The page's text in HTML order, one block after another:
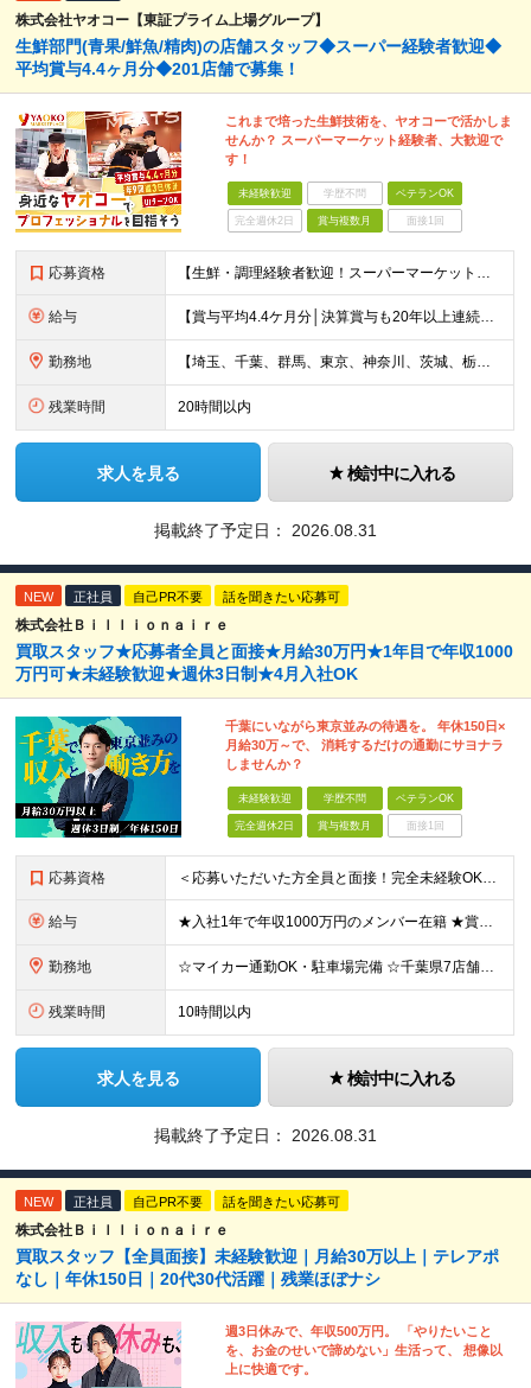
株式会社ヤオコー【東証プライム上場グループ】
生鮮部門(青果/鮮魚/精肉)の店舗スタッフ◆スーパー経験者歓迎◆
平均賞与4.4ヶ月分◆201店舗で募集！
これまで培った生鮮技術を、ヤオコーで活かしま
せんか？ スーパーマーケット経験者、大歓迎で
す！
未経験歓迎 学歴不問 ベテランOK
完全週休2日 賞与複数月 面接1回
応募資格 【生鮮・調理経験者歓迎！スーパーマーケット経験者は特に歓迎します◎】 ◆高卒以上 ◆いずれかのご経験をお持ちの方 ・スーパーの生鮮売場（鮮魚・精肉・青果）での勤務経験がある方 ・鮮魚専門店や精肉専門店
給与 【賞与平均4.4ケ月分│決算賞与も20年以上連続で支給中！】 ◆月給：258,400円～418,000円＋残業代＋各種手当 ※給与は前職での経験、スキルを考慮し、決定します ※残業代は全額支給します
勤務地 【埼玉、千葉、群馬、東京、神奈川、茨城、栃木の各店舗で積極採用中！U・Iターン歓迎】 【群馬県】 安中/伊勢崎/太田/桐生/高崎/館林/富岡/ 中之条/藤岡/前橋 【茨城県】 古河/取手/竜ヶ崎
残業時間 20時間以内
求人を見る 検討中に入れる
掲載終了予定日： 2026.08.31
NEW 正社員 自己PR不要 話を聞きたい応募可
株式会社Ｂｉｌｌｉｏｎａｉｒｅ
買取スタッフ★応募者全員と面接★月給30万円★1年目で年収1000
万円可★未経験歓迎★週休3日制★4月入社OK
千葉にいながら東京並みの待遇を。 年休150日×
月給30万～で、 消耗するだけの通勤にサヨナラ
しませんか？
未経験歓迎 学歴不問 ベテランOK
完全週休2日 賞与複数月 面接1回
応募資格 ＜応募いただいた方全員と面接！完全未経験OK＞ ★第二新卒・ブランクOK ★転職回数・スキル不問 ★学歴不問 ◎第二新卒も大歓迎 「新卒で入社したけど、環境が合わなくて早期に退職してしまった」 とい
給与 ★入社1年で年収1000万円のメンバー在籍 ★賞与だけで100万円以上の支給実績も ★月給30万円以上 月給30万円～50万円＋賞与年1回（最大3カ月分）＋インセンティブ＋各種手当 ※研修期間中は
勤務地 ☆マイカー通勤OK・駐車場完備 ☆千葉県7店舗で募集 ☆2026年新店舗立ち上げ店舗あり ☆転勤なし 本社、もしくは以下店舗での勤務になります。 【本社】 千葉県印旛郡酒々井町本佐倉457-2
残業時間 10時間以内
求人を見る 検討中に入れる
掲載終了予定日： 2026.08.31
NEW 正社員 自己PR不要 話を聞きたい応募可
株式会社Ｂｉｌｌｉｏｎａｉｒｅ
買取スタッフ【全員面接】未経験歓迎｜月給30万以上｜テレアポ
なし｜年休150日｜20代30代活躍｜残業ほぼナシ
週3日休みで、年収500万円。 「やりたいこと
を、お金のせいで諦めない」生活って、 想像以
上に快適です。